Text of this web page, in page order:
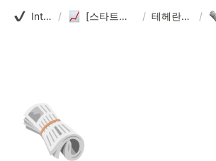
Introduction / [스타트업얼라이언스] 테헤란로펀딩클럽 / 테헤란로펀딩클럽 /
🗞️